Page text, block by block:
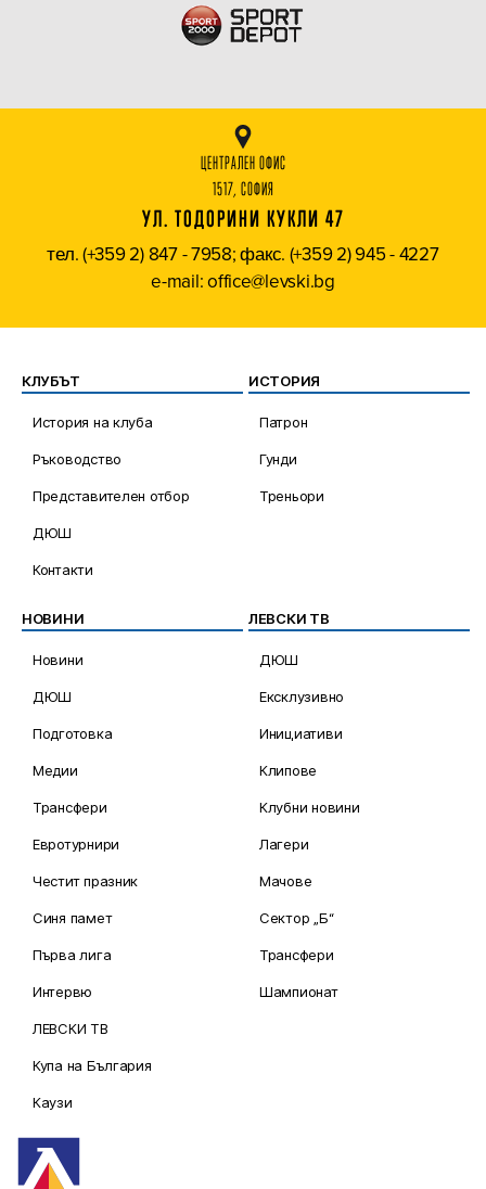
ЦЕНТРАЛЕН ОФИС
1517, СОФИЯ
УЛ. ТОДОРИНИ КУКЛИ 47
тел. (+359 2) 847 - 7958; факс. (+359 2) 945 - 4227
e-mail: office@levski.bg
КЛУБЪТ
История на клуба
Ръководство
Представителен отбор
ДЮШ
Контакти
ИСТОРИЯ
Патрон
Гунди
Треньори
НОВИНИ
Новини
ДЮШ
Подготовка
Медии
Трансфери
Евротурнири
Честит празник
Синя памет
Първа лига
Интервю
ЛЕВСКИ ТВ
Купа на България
Каузи
ЛЕВСКИ ТВ
ДЮШ
Ексклузивно
Инициативи
Клипове
Клубни новини
Лагери
Мачове
Сектор „Б“
Трансфери
Шампионат